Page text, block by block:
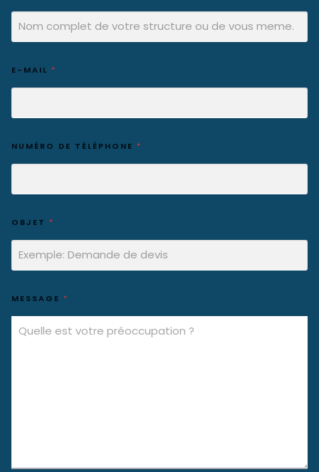
E-MAIL *
NUMÉRO DE TÉLÉPHONE *
OBJET *
MESSAGE *